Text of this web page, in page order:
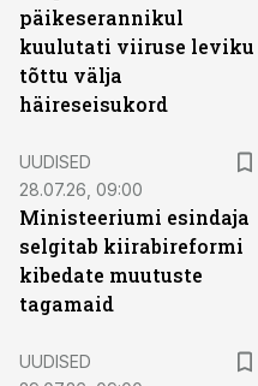
päikeserannikul
kuulutati viiruse leviku
tõttu välja
häireseisukord
UUDISED
28.07.26, 09:00
Ministeeriumi esindaja
selgitab kiirabireformi
kibedate muutuste
tagamaid
UUDISED